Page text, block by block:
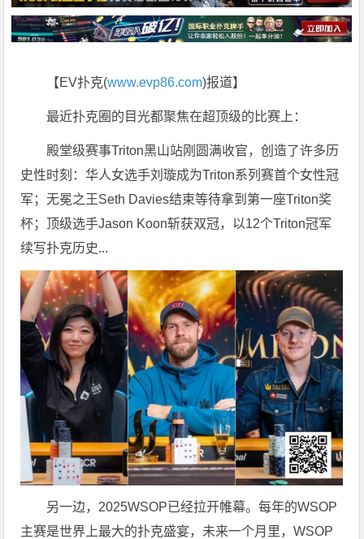
【EV扑克(www.evp86.com)报道】
最近扑克圈的目光都聚焦在超顶级的比赛上：
殿堂级赛事Triton黑山站刚圆满收官，创造了许多历
史性时刻：华人女选手刘璇成为Triton系列赛首个女性冠
军；无冕之王Seth Davies结束等待拿到第一座Triton奖
杯；顶级选手Jason Koon斩获双冠，以12个Triton冠军
续写扑克历史...
另一边，2025WSOP已经拉开帷幕。每年的WSOP
主赛是世界上最大的扑克盛宴，未来一个月里，WSOP